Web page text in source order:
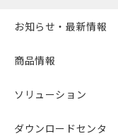
お知らせ・最新情報
商品情報
ソリューション
ダウンロードセンタ